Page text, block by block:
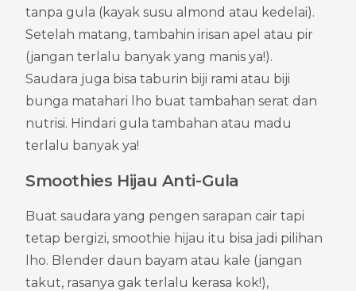
tanpa gula (kayak susu almond atau kedelai).
Setelah matang, tambahin irisan apel atau pir
(jangan terlalu banyak yang manis ya!).
Saudara juga bisa taburin biji rami atau biji
bunga matahari lho buat tambahan serat dan
nutrisi. Hindari gula tambahan atau madu
terlalu banyak ya!
Smoothies Hijau Anti-Gula
Buat saudara yang pengen sarapan cair tapi
tetap bergizi, smoothie hijau itu bisa jadi pilihan
lho. Blender daun bayam atau kale (jangan
takut, rasanya gak terlalu kerasa kok!),